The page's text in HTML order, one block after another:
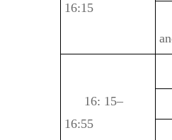
16:15
16: 15–
16:55